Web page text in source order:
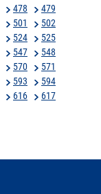
478
479
501
502
524
525
547
548
570
571
593
594
616
617